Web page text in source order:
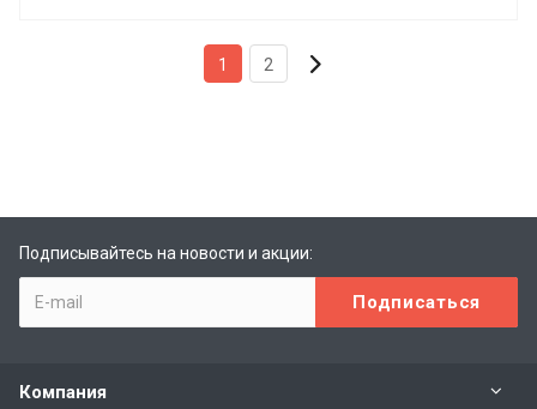
1 2
Подписывайтесь на новости и акции:
Компания